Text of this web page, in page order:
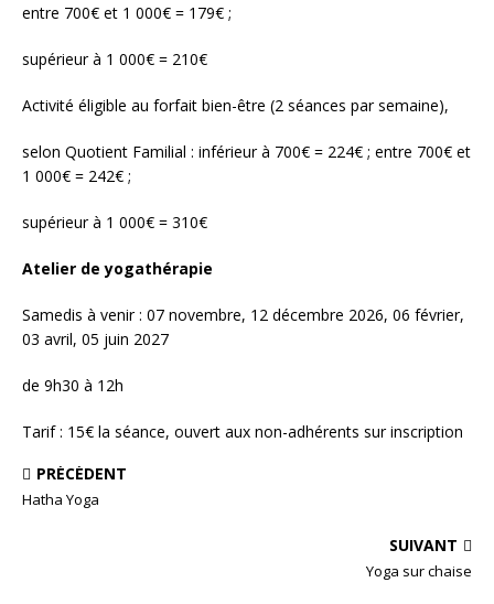
entre 700€ et 1 000€ = 179€ ;
supérieur à 1 000€ = 210€
Activité éligible au forfait bien-être (2 séances par semaine),
selon Quotient Familial : inférieur à 700€ = 224€ ; entre 700€ et
1 000€ = 242€ ;
supérieur à 1 000€ = 310€
Atelier de yogathérapie
Samedis à venir : 07 novembre, 12 décembre 2026, 06 février,
03 avril, 05 juin 2027
de 9h30 à 12h
Tarif : 15€ la séance, ouvert aux non-adhérents sur inscription
PRÉCÉDENT
Hatha Yoga
SUIVANT
Yoga sur chaise